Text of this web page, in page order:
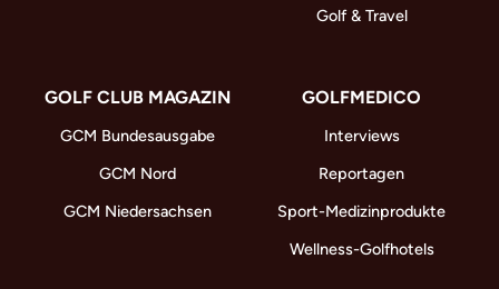
Golf & Travel
GOLF CLUB MAGAZIN
GCM Bundesausgabe
GCM Nord
GCM Niedersachsen
GOLFMEDICO
Interviews
Reportagen
Sport-Medizinprodukte
Wellness-Golfhotels